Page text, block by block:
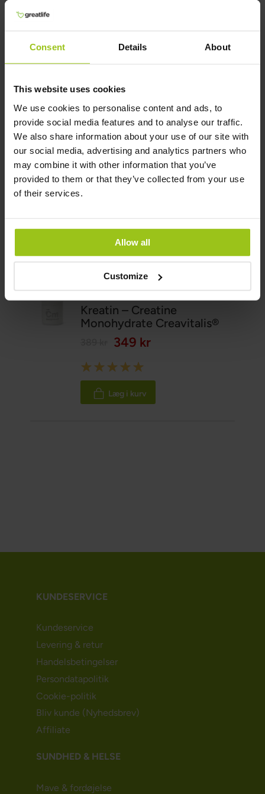
Consent Details About
This website uses cookies
We use cookies to personalise content and ads, to
provide social media features and to analyse our traffic.
We also share information about your use of our site with
our social media, advertising and analytics partners who
may combine it with other information that you’ve
provided to them or that they’ve collected from your use
of their services.
Allow all
Customize
med kreatin, og derudover med IFS FOOD-
certificering. Det er 100 % vegansk og
formentlig det reneste alternativ, der findes.
Forfatter
Forfatter:
Greatlife.dk , Bedst inden for sundhed
Lægeligt anmeldt af:
Teresa Husén, Funktionel Medicinsk
Ernæringsterapeut
Opdateret:
Andre købte også:
Kreatin – Creatine
Monohydrate Creavitalis®
349 kr
Rating:
100%
Læg i kurv
KUNDESERVICE
Kundeservice
Levering & retur
Handelsbetingelser
Persondatapolitik
Cookie-politik
Bliv kunde (Nyhedsbrev)
Affiliate
SUNDHED & HELSE
Mave & fordøjelse